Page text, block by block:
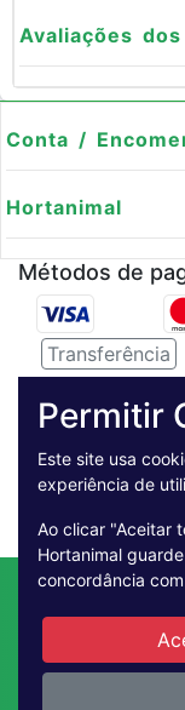
Avaliações
Conta /
Hortanimal
Métodos de
Transferência
Pagamento
Contactos
Livro
Permitir
Este site usa
experiência de
Ao clicar "Aceitar
Hortanimal
concordância